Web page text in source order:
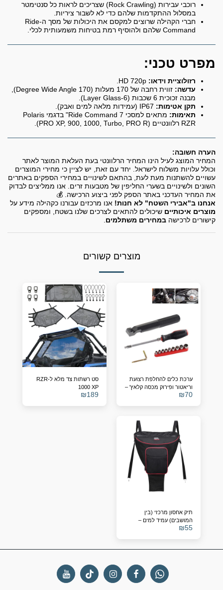
רוכבי עבירות (Rock Crawling) שצריכים לראות כל סנטימטר
במסלול ההתקדמות שלהם כדי לא לשבור ציריות.
חברי הקהילה שרוצים למקסם את היכולות של מסך ה-Ride
Command שלהם ולהוסיף רמת בטיחות משמעותית לכלי.
מפרט טכני:
רזולוציית וידאו:HD 720p.
עדשה:
זווית רחבה של 170 מעלות (170 Degree Wide Angle),
מבנה זכוכית 6 שכבות (6-Layer Glass).
תקן אטימות:IP67 (עמידות מלאה למים ואבק).
תאימות:
מתאים למסכי Ride Command 7" בדגמי Polaris
RZR רלוונטיים (PRO XP, 900, 1000, Turbo, PRO R).
הערה חשובה:
המחיר המוצג לעיל הינו המחיר הרלוונטי בעת העלאת המוצר לאתר
וכולל עלויות משלוח לישראל. יחד עם זאת, יש לציין כי מחירי המוצרים
עשויים להשתנות מעת לעת, בהתאם לשינויים במחירי הספקים באתרים
השונים ולשינויים בשערי החליפין של מטבעות זרים. אנו ממליצים לבדוק
את המחיר העדכני באתר הספק לפני ביצוע הרכישה. 💰
אנחנו ב"אבירי השטח" לא חנות!אנו מרכזים עבורנו כקהילה מידע על
מוצרים איכותייםשיכולים להתאים לצרכים שלנו בשטח, ומספקים
קישורים לרכישהבמחירים משתלמים.
מוצרים קשורים
ערכת כלים להחלפת רצועת
וריאטור ופירוק מכסה קלאץ' –
Polaris RZR 900/1000
₪70
סט רשתות צד מלא ל-RZR
1000 XP
₪189
תיק אחסון מרכזי (בין
המושבים) עמיד למים –
Polaris RZR 1000 / Turbo
₪55